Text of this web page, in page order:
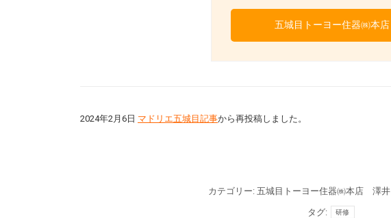
五城目トーヨー住器㈱本店
2024年2月6日 マドリエ五城目記事から再投稿しました。
カテゴリー: 五城目トーヨー住器㈱本店 澤井
タグ: 研修